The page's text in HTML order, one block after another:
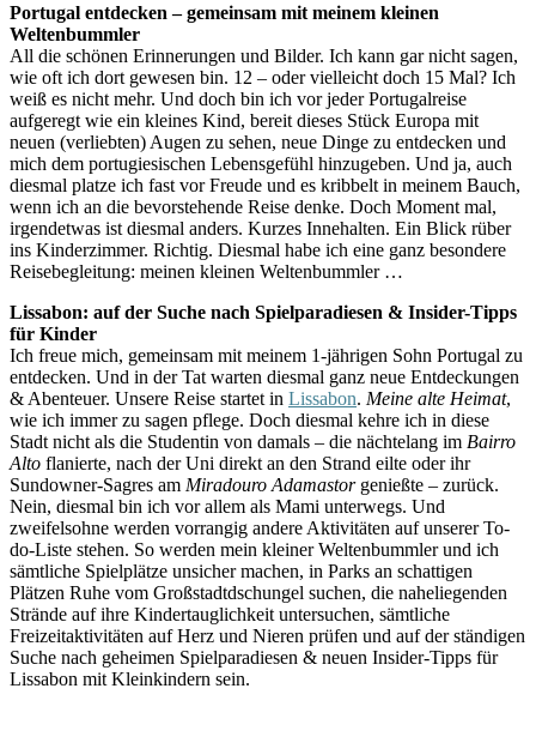
Portugal entdecken – gemeinsam mit meinem kleinen
Weltenbummler
All die schönen Erinnerungen und Bilder. Ich kann gar nicht sagen,
wie oft ich dort gewesen bin. 12 – oder vielleicht doch 15 Mal? Ich
weiß es nicht mehr. Und doch bin ich vor jeder Portugalreise
aufgeregt wie ein kleines Kind, bereit dieses Stück Europa mit
neuen (verliebten) Augen zu sehen, neue Dinge zu entdecken und
mich dem portugiesischen Lebensgefühl hinzugeben. Und ja, auch
diesmal platze ich fast vor Freude und es kribbelt in meinem Bauch,
wenn ich an die bevorstehende Reise denke. Doch Moment mal,
irgendetwas ist diesmal anders. Kurzes Innehalten. Ein Blick rüber
ins Kinderzimmer. Richtig. Diesmal habe ich eine ganz besondere
Reisebegleitung: meinen kleinen Weltenbummler …
Lissabon: auf der Suche nach Spielparadiesen & Insider-Tipps
für Kinder
Ich freue mich, gemeinsam mit meinem 1-jährigen Sohn Portugal zu
entdecken. Und in der Tat warten diesmal ganz neue Entdeckungen
& Abenteuer. Unsere Reise startet in Lissabon. Meine alte Heimat,
wie ich immer zu sagen pflege. Doch diesmal kehre ich in diese
Stadt nicht als die Studentin von damals – die nächtelang im Bairro
Alto flanierte, nach der Uni direkt an den Strand eilte oder ihr
Sundowner-Sagres am Miradouro Adamastorgenießte – zurück.
Nein, diesmal bin ich vor allem als Mami unterwegs. Und
zweifelsohne werden vorrangig andere Aktivitäten auf unserer To-
do-Liste stehen. So werden mein kleiner Weltenbummler und ich
sämtliche Spielplätze unsicher machen, in Parks an schattigen
Plätzen Ruhe vom Großstadtdschungel suchen, die naheliegenden
Strände auf ihre Kindertauglichkeit untersuchen, sämtliche
Freizeitaktivitäten auf Herz und Nieren prüfen und auf der ständigen
Suche nach geheimen Spielparadiesen & neuen Insider-Tipps für
Lissabon mit Kleinkindern sein.